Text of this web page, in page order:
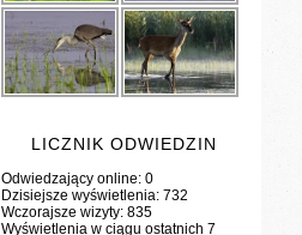
LICZNIK ODWIEDZIN
Odwiedzający online:0
Dzisiejsze wyświetlenia:732
Wczorajsze wizyty:835
Wyświetlenia w ciągu ostatnich 7